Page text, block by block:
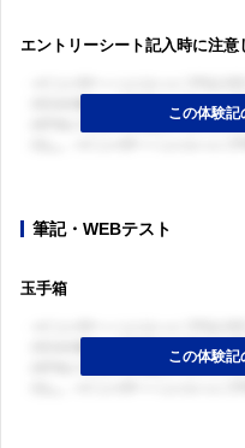
エントリーシート記入時に注意
筆記・WEBテスト
玉手箱